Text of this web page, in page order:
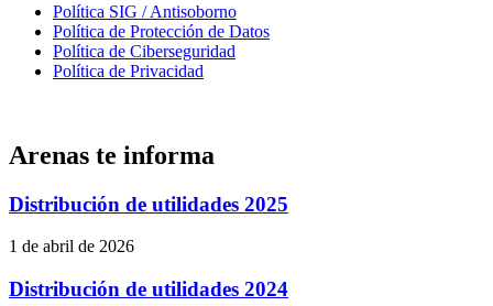
Política SIG / Antisoborno
Política de Protección de Datos
Política de Ciberseguridad
Política de Privacidad
Arenas te informa
Distribución de utilidades 2025
1 de abril de 2026
Distribución de utilidades 2024